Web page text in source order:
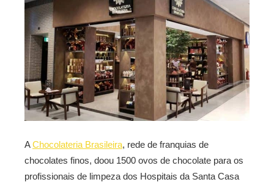
AChocolateria Brasileira, rede de franquias de
chocolates finos, doou 1500 ovos de chocolate para os
profissionais de limpeza dos Hospitais da Santa Casa